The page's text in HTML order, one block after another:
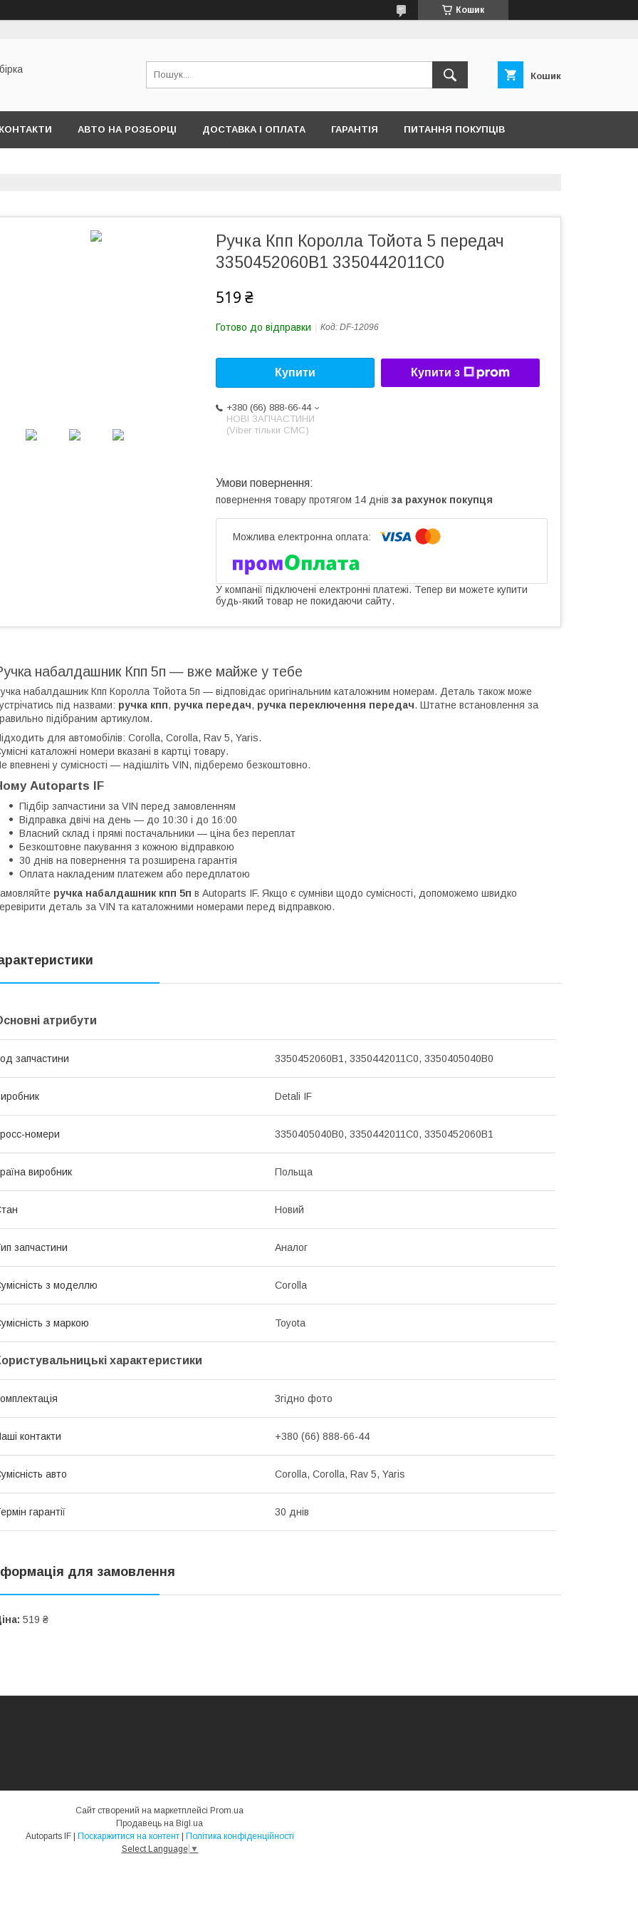
Кошик
Кошик
КОНТАКТИ АВТО НА РОЗБОРЦІ ДОСТАВКА І ОПЛАТА ГАРАНТІЯ ПИТАННЯ ПОКУПЦІВ
Ручка Кпп Королла Тойота 5 передач
3350452060B1 3350442011C0
519 ₴
Готово до відправки Код: DF-12096
Купити Купити з
+380 (66) 888-66-44
НОВІ ЗАПЧАСТИНИ
(Viber тільки СМС)
повернення товару протягом 14 днів за рахунок покупця
У компанії підключені електронні платежі. Тепер ви можете купити
будь-який товар не покидаючи сайту.
набалдашник Кпп 5п — вже майже у тебе
набалдашник Кпп Королла Тойота 5п — відповідає оригінальним каталожним номерам. Деталь також може
під назвами: ручка кпп, ручка передач, ручка переключення передач. Штатне встановлення за
підібраним артикулом.
для автомобілів: Corolla, Corolla, Rav 5, Yaris.
каталожні номери вказані в картці товару.
впевнені у сумісності — надішліть VIN, підберемо безкоштовно.
Autoparts IF
Підбір запчастини за VIN перед замовленням
Відправка двічі на день — до 10:30 і до 16:00
Власний склад і прямі постачальники — ціна без переплат
Безкоштовне пакування з кожною відправкою
30 днів на повернення та розширена гарантія
Оплата накладеним платежем або передплатою
ручка набалдашник кпп 5п в Autoparts IF. Якщо є сумніви щодо сумісності, допоможемо швидко
деталь за VIN та каталожними номерами перед відправкою.
атрибути
запчастини 3350452060B1, 3350442011C0, 3350405040B0
Detali IF
номери 3350405040B0, 3350442011C0, 3350452060B1
виробник Польща
Новий
запчастини Аналог
з моделлю Corolla
з маркою Toyota
характеристики
Згідно фото
контакти +380 (66) 888-66-44
авто Corolla, Corolla, Rav 5, Yaris
гарантії 30 днів
для замовлення
519 ₴
Сайт створений на маркетплейсі Prom.ua
Продавець на Bigl.ua
Autoparts IF | Поскаржитися на контент | Політика конфіденційності
Select Language ▼